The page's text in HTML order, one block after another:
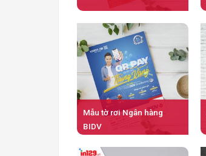
Mẫu tờ rơi Ngân hàng
BIDV